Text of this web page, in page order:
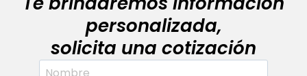
personalizada,
solicita una cotización